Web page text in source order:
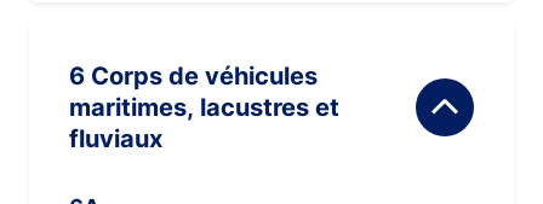
6 Corps de véhicules
maritimes, lacustres et
fluviaux